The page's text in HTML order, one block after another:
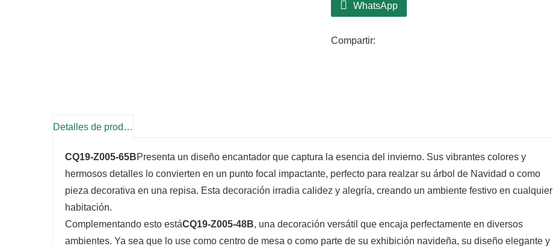
WhatsApp
Compartir:
Detalles de producto
CQ19-Z005-65BPresenta un diseño encantador que captura la esencia del invierno. Sus vibrantes colores y
hermosos detalles lo convierten en un punto focal impactante, perfecto para realzar su árbol de Navidad o como
pieza decorativa en una repisa. Esta decoración irradia calidez y alegría, creando un ambiente festivo en cualquier
habitación.
Complementando esto estáCQ19-Z005-48B, una decoración versátil que encaja perfectamente en diversos
ambientes. Ya sea que lo use como centro de mesa o como parte de su exhibición navideña, su diseño elegante y